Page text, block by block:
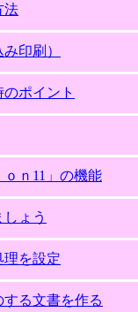
法
印刷）
ポイント
ｏｎ11」の機能
ょう
理を設定
る文書を作る